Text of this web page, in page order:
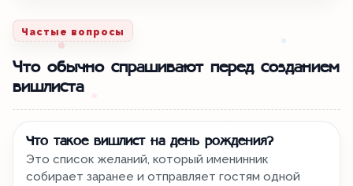
Частые вопросы
Что обычно спрашивают перед созданием
вишлиста
Что такое вишлист на день рождения?
Это список желаний, который именинник
собирает заранее и отправляет гостям одной